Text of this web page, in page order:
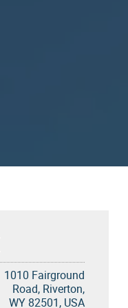
1010 Fairground
Road, Riverton,
WY 82501, USA